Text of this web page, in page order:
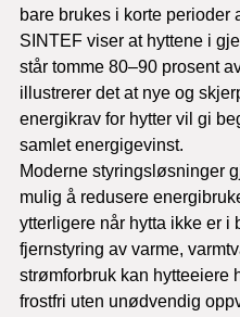
bare brukes i korte perioder
SINTEF viser at hyttene i
står tomme 80–90 prosent
illustrerer det at nye og
energikrav for hytter vil gi
samlet energigevinst.
Moderne styringsløsninger
mulig å redusere
ytterligere når hytta ikke er i
fjernstyring av varme,
strømforbruk kan hytteeiere
frostfri uten unødvendig